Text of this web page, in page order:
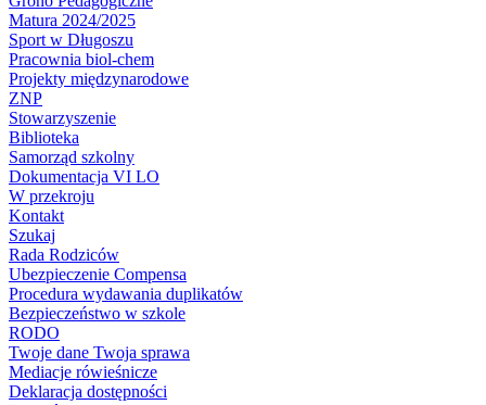
Matura 2024/2025
Sport w Długoszu
Pracownia biol-chem
Projekty międzynarodowe
ZNP
Stowarzyszenie
Biblioteka
Samorząd szkolny
Dokumentacja VI LO
W przekroju
Kontakt
Szukaj
Rada Rodziców
Ubezpieczenie Compensa
Procedura wydawania duplikatów
Bezpieczeństwo w szkole
RODO
Twoje dane Twoja sprawa
Mediacje rówieśnicze
Deklaracja dostępności